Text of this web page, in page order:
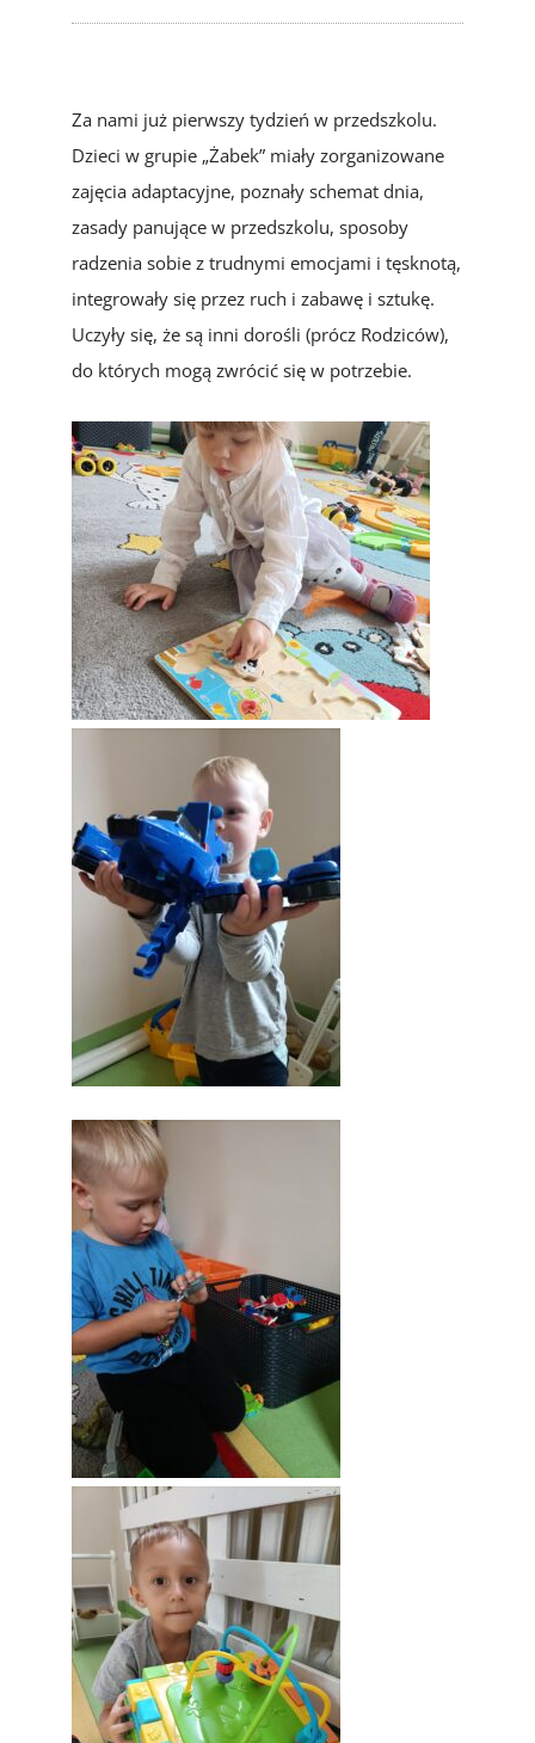
Za nami już pierwszy tydzień w przedszkolu.
Dzieci w grupie „Żabek” miały zorganizowane
zajęcia adaptacyjne, poznały schemat dnia,
zasady panujące w przedszkolu, sposoby
radzenia sobie z trudnymi emocjami i tęsknotą,
integrowały się przez ruch i zabawę i sztukę.
Uczyły się, że są inni dorośli (prócz Rodziców),
do których mogą zwrócić się w potrzebie.